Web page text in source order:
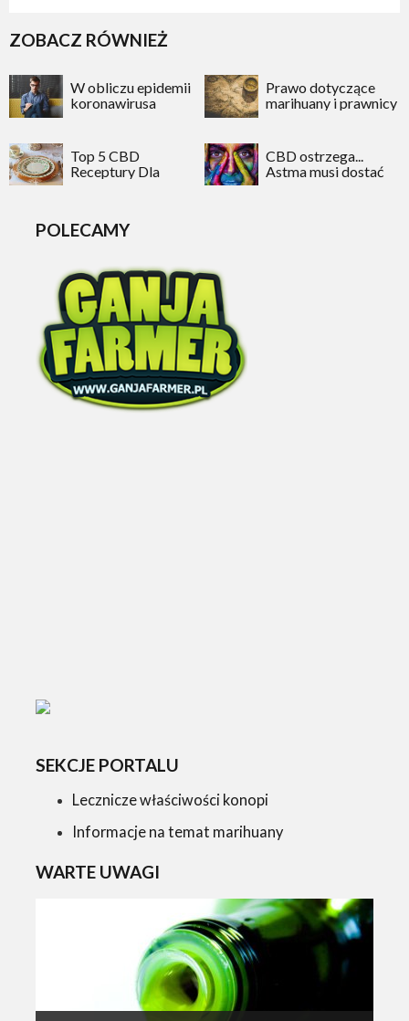
ZOBACZ RÓWNIEŻ
W obliczu epidemii
koronawirusa
Mewes...
Prawo dotyczące
marihuany i prawnicy
Top 5 CBD
Receptury Dla
CBD ostrzega...
Astma musi dostać
POLECAMY
SEKCJE PORTALU
Lecznicze właściwości konopi
Informacje na temat marihuany
WARTE UWAGI